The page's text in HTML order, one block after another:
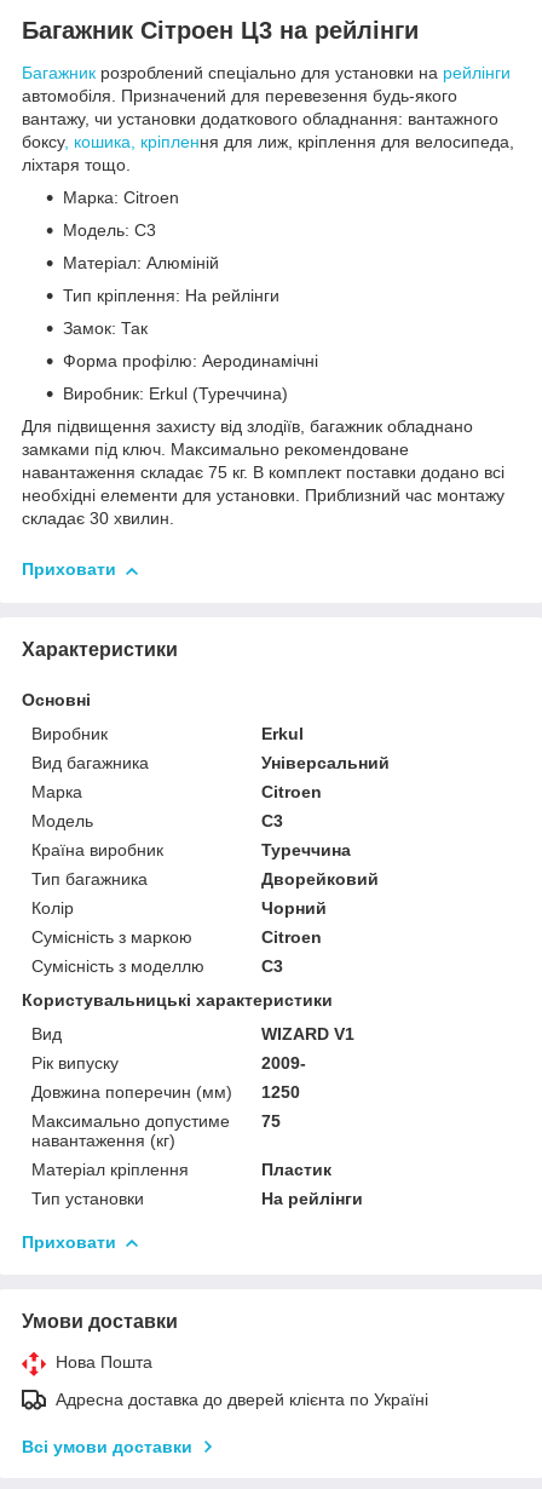
Багажник Сітроен Ц3 на рейлінги
Багажник розроблений спеціально для установки на рейлінги
автомобіля. Призначений для перевезення будь-якого
вантажу, чи установки додаткового обладнання: вантажного
боксу, кошика, кріплення для лиж, кріплення для велосипеда,
ліхтаря тощо.
Марка: Citroen
Модель: C3
Матеріал: Алюміній
Тип кріплення: На рейлінги
Замок: Так
Форма профілю: Аеродинамічні
Виробник: Erkul (Туреччина)
Для підвищення захисту від злодіїв, багажник обладнано
замками під ключ. Максимально рекомендоване
навантаження складає 75 кг. В комплект поставки додано всі
необхідні елементи для установки. Приблизний час монтажу
складає 30 хвилин.
Приховати
Характеристики
Основні
Виробник
Erkul
Вид багажника
Універсальний
Марка
Citroen
Модель
C3
Країна виробник
Туреччина
Тип багажника
Дворейковий
Колір
Чорний
Сумісність з маркою
Citroen
Сумісність з моделлю
C3
Користувальницькі характеристики
Вид
WIZARD V1
Рік випуску
2009-
Довжина поперечин (мм)
1250
Максимально допустиме
навантаження (кг)
75
Матеріал кріплення
Пластик
Тип установки
На рейлінги
Приховати
Умови доставки
Нова Пошта
Адресна доставка до дверей клієнта по Україні
Всі умови доставки